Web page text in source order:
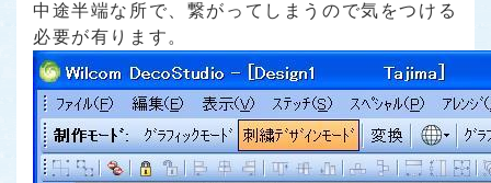
中途半端な所で、繋がってしまうので気をつける
必要が有ります。